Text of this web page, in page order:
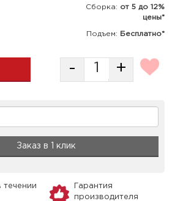
Сборка: от 5 до 12%
цены*
Подъем: Бесплатно*
- +
Заказ в 1 клик
течении
Гарантия
производителя